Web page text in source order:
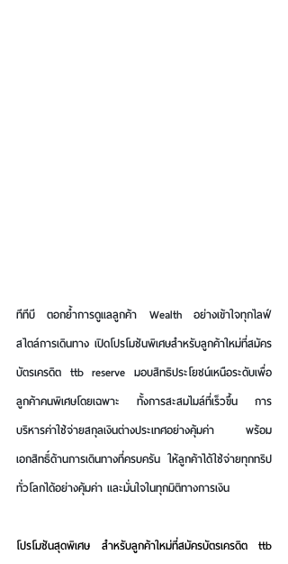
ทีทีบี ตอกย้ำการดูแลลูกค้า Wealth อย่างเข้าใจทุกไลฟ์
สไตล์การเดินทาง เปิดโปรโมชันพิเศษสำหรับลูกค้าใหม่ที่สมัคร
บัตรเครดิต ttb reserve มอบสิทธิประโยชน์เหนือระดับเพื่อ
ลูกค้าคนพิเศษโดยเฉพาะ ทั้งการสะสมไมล์ที่เร็วขึ้น การ
บริหารค่าใช้จ่ายสกุลเงินต่างประเทศอย่างคุ้มค่า พร้อม
เอกสิทธิ์ด้านการเดินทางที่ครบครัน ให้ลูกค้าได้ใช้จ่ายทุกทริป
ทั่วโลกได้อย่างคุ้มค่า และมั่นใจในทุกมิติทางการเงิน
โปรโมชันสุดพิเศษ สำหรับลูกค้าใหม่ที่สมัครบัตรเครดิต ttb